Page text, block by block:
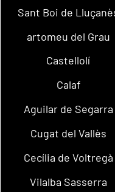
Sant Boi de
artomeu del Grau
Castellolí
Calaf
Aguilar de Segarra
Cugat del Vallès
Cecília de Voltregà
Vilalba Sasserra